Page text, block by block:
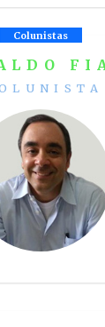
Colunistas